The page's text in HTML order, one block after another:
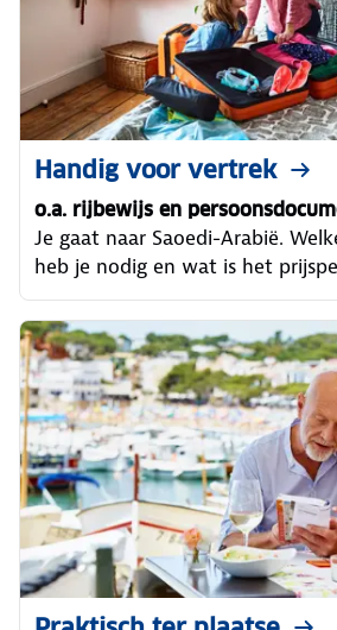
Handig voor vertrek
o.a. rijbewijs en
Je gaat naar Saoedi-Arabië.
heb je nodig en wat is het